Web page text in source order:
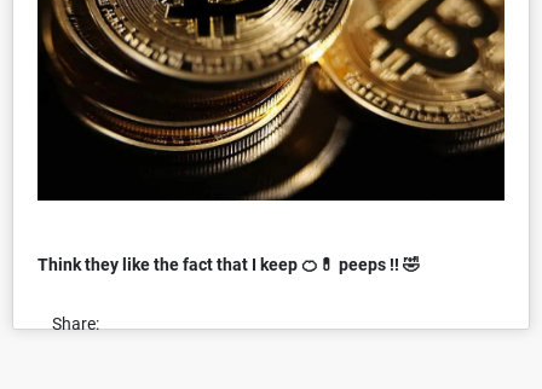
Think they like the fact that I keep 🍊💊 peeps !! 🤣
Share: